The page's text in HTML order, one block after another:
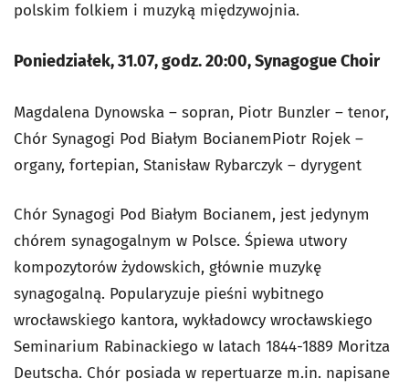
polskim folkiem i muzyką międzywojnia.
Poniedziałek, 31.07, godz. 20:00, Synagogue Choir
Magdalena Dynowska – sopran, Piotr Bunzler – tenor,
Chór Synagogi Pod Białym BocianemPiotr Rojek –
organy, fortepian, Stanisław Rybarczyk – dyrygent
Chór Synagogi Pod Białym Bocianem, jest jedynym
chórem synagogalnym w Polsce. Śpiewa utwory
kompozytorów żydowskich, głównie muzykę
synagogalną. Popularyzuje pieśni wybitnego
wrocławskiego kantora, wykładowcy wrocławskiego
Seminarium Rabinackiego w latach 1844-1889 Moritza
Deutscha. Chór posiada w repertuarze m.in. napisane